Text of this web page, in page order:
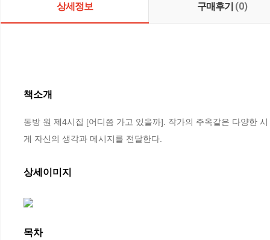
상세정보 구매후기 (0)
책소개
동방 원 제4시집 [어디쯤 가고 있을까]. 작가의 주옥같은 다양한
게 자신의 생각과 메시지를 전달한다.
상세이미지
목차